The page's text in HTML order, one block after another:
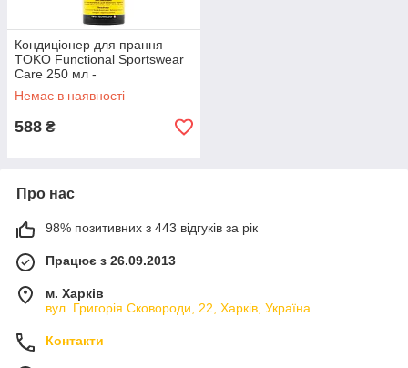
Кондиціонер для прання
TOKO Functional Sportswear
Care 250 мл -
антибактеріальний та
дезодоруючий ефект
Немає в наявності
588 ₴
Про нас
98% позитивних з 443 відгуків за рік
Працює з 26.09.2013
м. Харків
вул. Григорія Сковороди, 22, Харків, Україна
Контакти